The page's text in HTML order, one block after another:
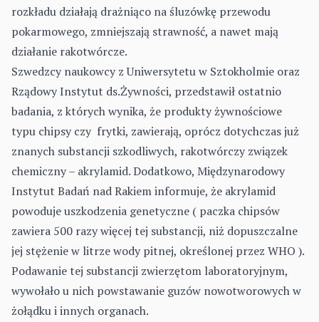
rozkładu działają drażniąco na śluzówkę przewodu
pokarmowego, zmniejszają strawność, a nawet mają
działanie rakotwórcze.
Szwedzcy naukowcy z Uniwersytetu w Sztokholmie oraz
Rządowy Instytut ds.Żywności, przedstawił ostatnio
badania, z których wynika, że produkty żywnościowe
typu chipsy czy frytki, zawierają, oprócz dotychczas już
znanych substancji szkodliwych, rakotwórczy związek
chemiczny – akrylamid. Dodatkowo, Międzynarodowy
Instytut Badań nad Rakiem informuje, że akrylamid
powoduje uszkodzenia genetyczne ( paczka chipsów
zawiera 500 razy więcej tej substancji, niż dopuszczalne
jej stężenie w litrze wody pitnej, określonej przez WHO ).
Podawanie tej substancji zwierzętom laboratoryjnym,
wywołało u nich powstawanie guzów nowotworowych w
żołądku i innych organach.